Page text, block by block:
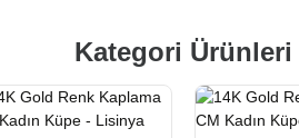
Kategori Ürünleri